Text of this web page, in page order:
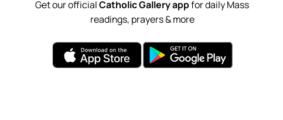
Get our officialCatholic Gallery appfor daily Mass
readings, prayers & more